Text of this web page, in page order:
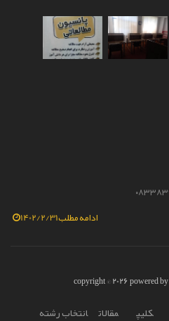
1402/2/31ادامه مطلب
copyright © 2026 powered by
کليپ مقالات انتخاب رشته